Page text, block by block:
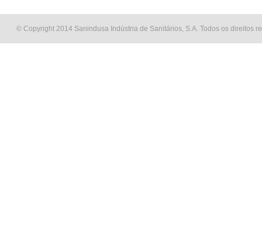
© Copyright 2014 Sanindusa Indústria de Sanitários, S.A. Todos os direitos